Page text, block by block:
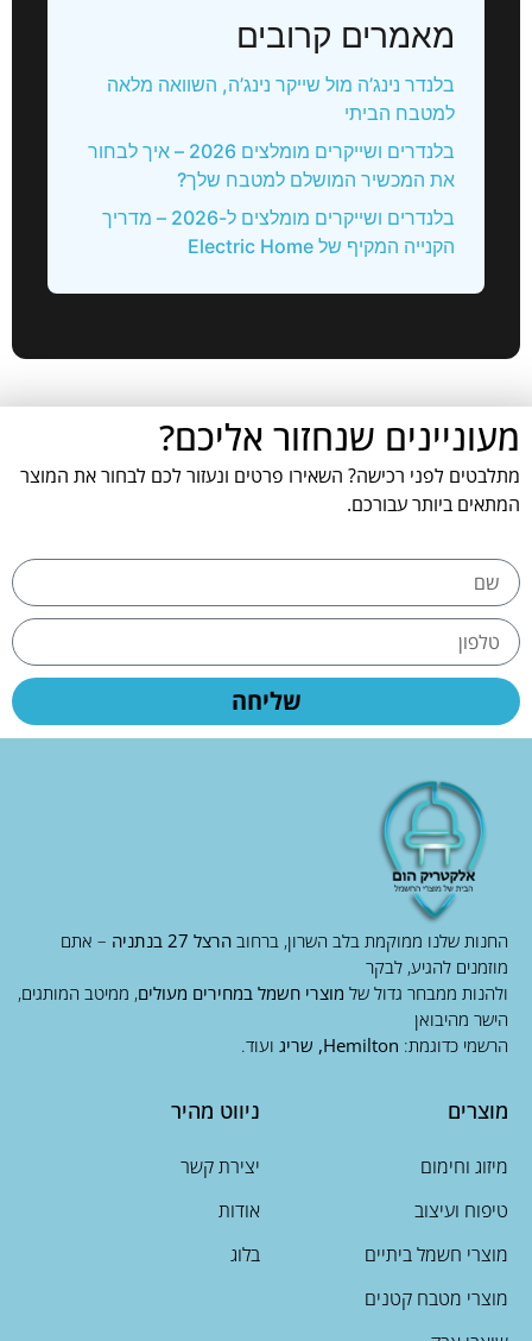
מאמרים קרובים
בלנדר נינג’ה מול שייקר נינג’ה, השוואה מלאה
למטבח הביתי
בלנדרים ושייקרים מומלצים 2026 – איך לבחור
את המכשיר המושלם למטבח שלך?
בלנדרים ושייקרים מומלצים ל-2026 – מדריך
הקנייה המקיף של Electric Home
מעוניינים שנחזור אליכם?
מתלבטים לפני רכישה? השאירו פרטים ונעזור לכם לבחור את המוצר
המתאים ביותר עבורכם.
שליחה
החנות שלנו ממוקמת בלב השרון, ברחוב הרצל 27 בנתניה
– אתם
מוזמנים להגיע, לבקר
ולהנות ממבחר גדול של מוצרי חשמל במחירים מעולים, ממיטב המותגים,
הישר מהיבואן
הרשמי כדוגמת: Hemilton, שריג ועוד.
מוצרים
מיזוג וחימום
טיפוח ועיצוב
מוצרי חשמל ביתיים
מוצרי מטבח קטנים
ניווט מהיר
יצירת קשר
אודות
בלוג